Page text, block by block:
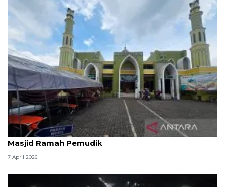
Kemenag: 3,5 juta orang manfaatkan layanan
Masjid Ramah Pemudik
7 April 2026